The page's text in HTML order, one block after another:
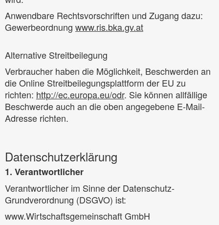
Anwendbare Rechtsvorschriften und Zugang dazu:
Gewerbeordnung www.ris.bka.gv.at
Alternative Streitbeilegung
Verbraucher haben die Möglichkeit, Beschwerden an
die Online Streitbeilegungsplattform der EU zu
richten: http://ec.europa.eu/odr. Sie können allfällige
Beschwerde auch an die oben angegebene E-Mail-
Adresse richten.
Datenschutzerklärung
1. Verantwortlicher
Verantwortlicher im Sinne der Datenschutz-
Grundverordnung (DSGVO) ist:
www.Wirtschaftsgemeinschaft GmbH